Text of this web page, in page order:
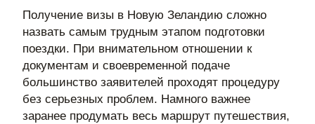
Получение визы в Новую Зеландию сложно
назвать самым трудным этапом подготовки
поездки. При внимательном отношении к
документам и своевременной подаче
большинство заявителей проходят процедуру
без серьезных проблем. Намного важнее
заранее продумать весь маршрут путешествия,